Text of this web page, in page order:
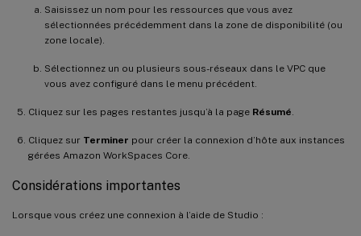
Saisissez un nom pour les ressources que vous avez
sélectionnées précédemment dans la zone de disponibilité (ou
zone locale).
Sélectionnez un ou plusieurs sous-réseaux dans le VPC que
vous avez configuré dans le menu précédent.
Cliquez sur les pages restantes jusqu’à la page Résumé
Cliquez sur Terminer pour créer la connexion d’hôte aux instances
gérées Amazon WorkSpaces Core.
Considérations importantes
Lorsque vous créez une connexion à l’aide de Studio :